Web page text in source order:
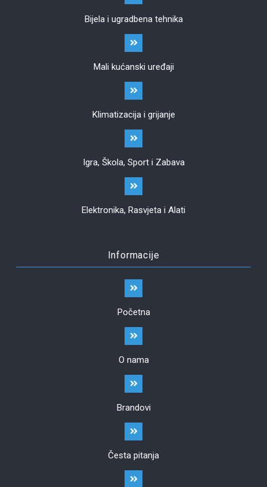
Bijela i ugradbena tehnika
Mali kućanski uređaji
Klimatizacija i grijanje
Igra, Škola, Sport i Zabava
Elektronika, Rasvjeta i Alati
Informacije
Početna
O nama
Brandovi
Česta pitanja